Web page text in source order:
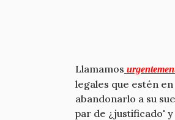
Llamamos
legales que estén
abandonarlo a su
par de ¿justificado'